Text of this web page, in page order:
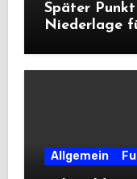
Später
Niederlage
Allgemein